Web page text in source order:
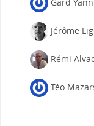
Jérôme
Rémi
Téo